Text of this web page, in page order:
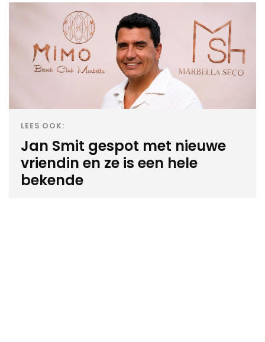
LEES OOK:
Jan Smit gespot met nieuwe
vriendin en ze is een hele
bekende